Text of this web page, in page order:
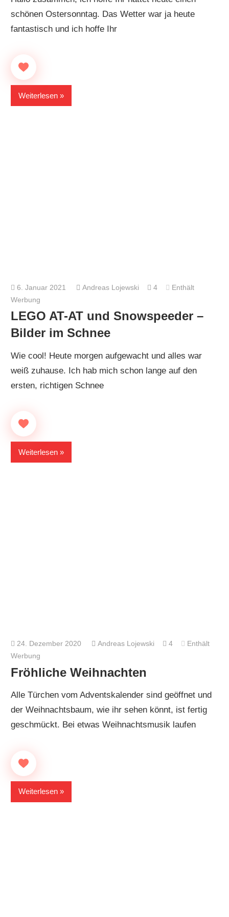
schönen Ostersonntag. Das Wetter war ja heute
fantastisch und ich hoffe Ihr
Weiterlesen
6. Januar 2021 Andreas Lojewski 4
Enthält
Werbung
LEGO AT-AT und Snowspeeder –
Bilder im Schnee
Wie cool! Heute morgen aufgewacht und alles war
weiß zuhause. Ich hab mich schon lange auf den
ersten, richtigen Schnee
Weiterlesen
24. Dezember 2020 Andreas Lojewski 4
Enthält
Werbung
Fröhliche Weihnachten
Alle Türchen vom Adventskalender sind geöffnet und
der Weihnachtsbaum, wie ihr sehen könnt, ist fertig
geschmückt. Bei etwas Weihnachtsmusik laufen
Weiterlesen